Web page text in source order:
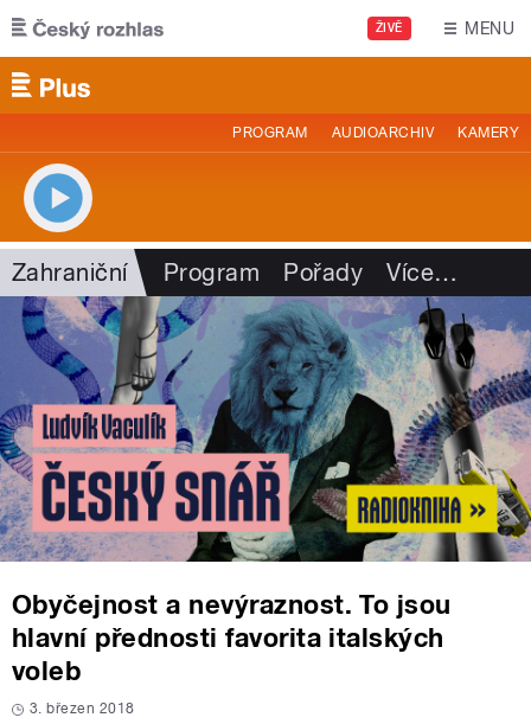
Přejít k hlavnímu obsahu
ŽIVĚ MENU
PROGRAM AUDIOARCHIV KAMERY
Zahraniční Program Pořady Více…
Obyčejnost a nevýraznost. To jsou
hlavní přednosti favorita italských
voleb
3. březen 2018